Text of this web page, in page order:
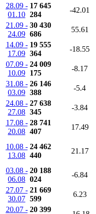
28.09 -
01.10
17 645
284
-42.01
21.09 -
24.09
30 430
686
55.61
14.09 -
17.09
19 555
364
-18.55
07.09 -
10.09
24 009
175
-8.17
31.08 -
03.09
26 146
388
-5.4
24.08 -
27.08
27 638
345
-3.84
17.08 -
20.08
28 741
407
17.49
10.08 -
13.08
24 462
440
21.17
03.08 -
06.08
20 188
024
-6.84
27.07 -
30.07
21 669
599
6.23
20.07 - 20 399